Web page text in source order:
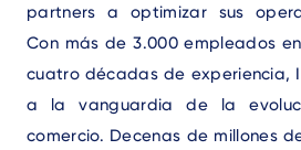
partners a optimizar sus
Con más de 3.000 empleados
cuatro décadas de experiencia,
a la vanguardia de la
comercio. Decenas de millones